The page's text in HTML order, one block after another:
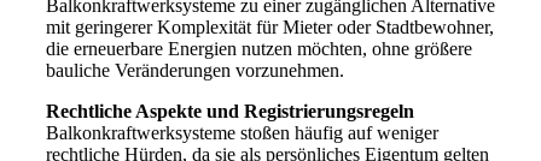
Balkonkraftwerksysteme zu einer zugänglichen Alternative
mit geringerer Komplexität für Mieter oder Stadtbewohner,
die erneuerbare Energien nutzen möchten, ohne größere
bauliche Veränderungen vorzunehmen.
Rechtliche Aspekte und Registrierungsregeln
Balkonkraftwerksysteme stoßen häufig auf weniger
rechtliche Hürden, da sie als persönliches Eigentum gelten